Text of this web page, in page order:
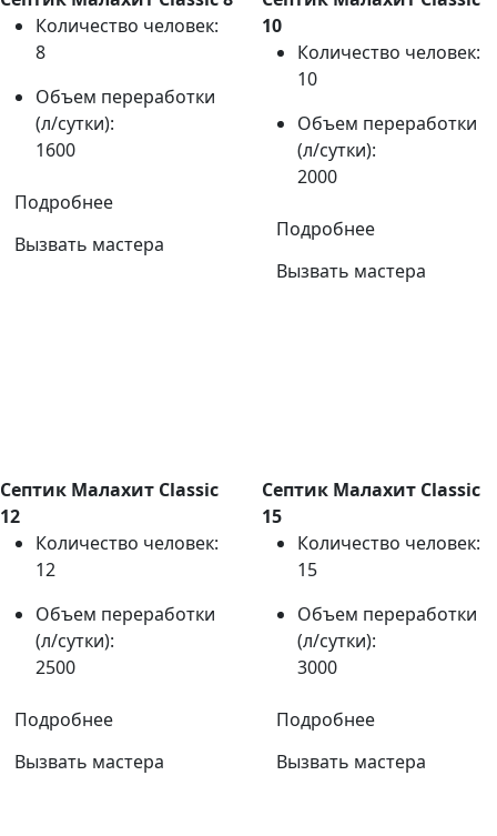
Количество человек:
8
Объем переработки
(л/сутки):
1600
Подробнее
Вызвать мастера
10
Количество человек:
10
Объем переработки
(л/сутки):
2000
Подробнее
Вызвать мастера
Септик Малахит Classic
12
Количество человек:
12
Объем переработки
(л/сутки):
2500
Подробнее
Вызвать мастера
Септик Малахит Classic
15
Количество человек:
15
Объем переработки
(л/сутки):
3000
Подробнее
Вызвать мастера